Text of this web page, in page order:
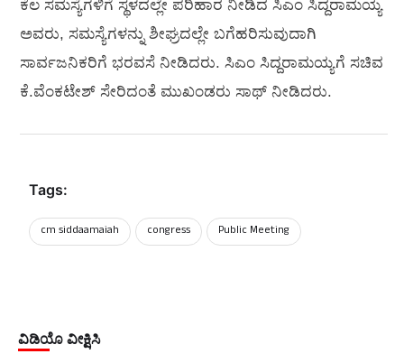
ಕೆಲ ಸಮಸ್ಯೆಗಳಿಗೆ ಸ್ಥಳದಲ್ಲೇ ಪರಿಹಾರ ನೀಡಿದ ಸಿಎಂ ಸಿದ್ದರಾಮಯ್ಯ
ಅವರು, ಸಮಸ್ಯೆಗಳನ್ನು ಶೀಘ್ರದಲ್ಲೇ ಬಗೆಹರಿಸುವುದಾಗಿ
ಸಾರ್ವಜನಿಕರಿಗೆ ಭರವಸೆ ನೀಡಿದರು. ಸಿಎಂ ಸಿದ್ದರಾಮಯ್ಯಗೆ ಸಚಿವ
ಕೆ.ವೆಂಕಟೇಶ್ ಸೇರಿದಂತೆ ಮುಖಂಡರು ಸಾಥ್ ನೀಡಿದರು.
Tags:
cm siddaamaiah congress Public Meeting
ವಿಡಿಯೊ ವೀಕ್ಷಿಸಿ